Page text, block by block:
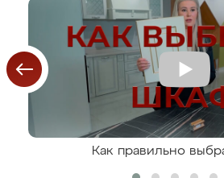
Как правильно